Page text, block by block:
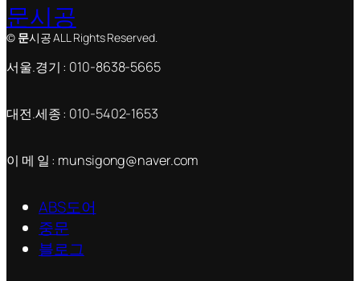
문시공
© 문시공 ALL Rights Reserved.
서울.경기 : 010-8638-5665
대전.세종 : 010-5402-1653
이 메 일 : munsigong@naver.com
ABS도어
중문
블로그